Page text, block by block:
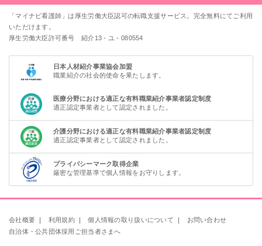
「マイナビ看護師」は厚生労働大臣認可の転職支援サービス。完全無料にてご利用
いただけます。
厚生労働大臣許可番号 紹介13 - ユ - 080554
日本人材紹介事業協会加盟
職業紹介の社会的使命を果たします。
医療分野における適正な有料職業紹介事業者認定制度
適正認定事業者として認定されました。
介護分野における適正な有料職業紹介事業者認定制度
適正認定事業者として認定されました。
プライバシーマーク取得企業
厳密な管理基準で個人情報をお守りします。
会社概要 ｜ 利用規約｜ 個人情報の取り扱いについて ｜
お問い合わせ
自治体・公共団体採用ご担当者さまへ